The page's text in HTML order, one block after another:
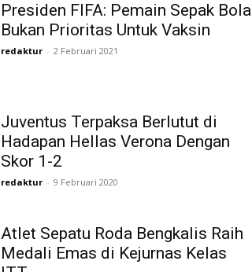
Presiden FIFA: Pemain Sepak Bola
Bukan Prioritas Untuk Vaksin
redaktur - 2 Februari 2021
Juventus Terpaksa Berlutut di
Hadapan Hellas Verona Dengan
Skor 1-2
redaktur - 9 Februari 2020
Atlet Sepatu Roda Bengkalis Raih
Medali Emas di Kejurnas Kelas